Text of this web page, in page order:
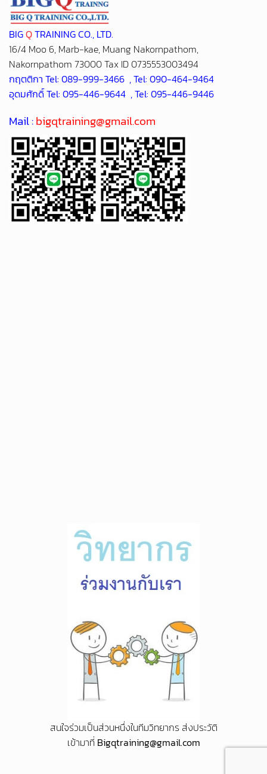
BIGQTRAINING CO., LTD.
16/4 Moo 6, Marb-kae, Muang Nakornpathom,
Nakornpathom 73000 Tax ID 0735553003494
กฤตติกา Tel: 089-999-3466 , Tel: 090-464-9464
อุดมศักดิ์ Tel: 095-446-9644 , Tel: 095-446-9446
Mail :bigqtraining@gmail.com
สนใจร่วมเป็นส่วนหนึ่งในทีมวิทยากร ส่งประวัติ
เข้ามาที่ Bigqtraining@gmail.com